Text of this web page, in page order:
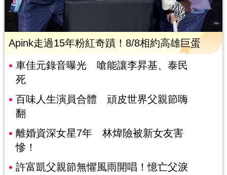
Apink走過15年粉紅奇蹟！8/8相約高雄巨蛋
車佳元錄音曝光 嗆能讓李昇基、泰民
死
百味人生演員合體 頑皮世界父親節嗨
翻
離婚資深女星7年 林煒險被新女友害
慘！
許富凱父親節無懼風雨開唱！憶亡父淚